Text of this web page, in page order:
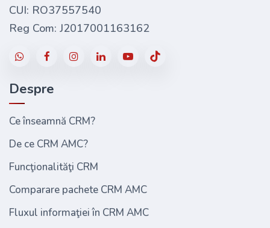
CUI: RO37557540
Reg Com: J2017001163162
Despre
Ce înseamnă CRM?
De ce CRM AMC?
Funcţionalităţi CRM
Comparare pachete CRM AMC
Fluxul informaţiei în CRM AMC